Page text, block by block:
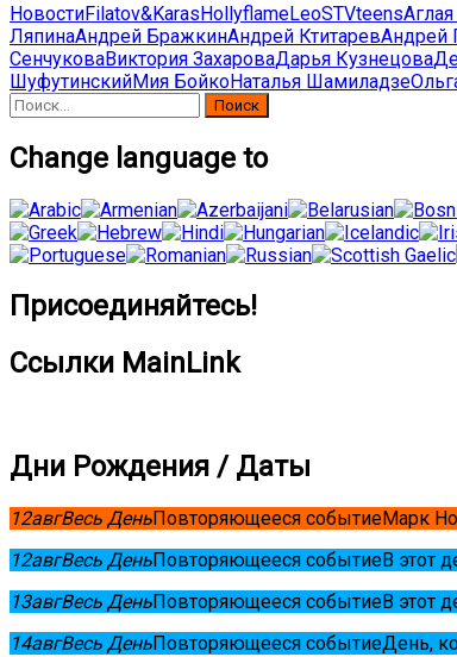
НовостиFilatov&KarasHollyflameLeoSTVteens
ЛяпинаАндрей БражкинАндрей КтитаревАндрей
СенчуковаВиктория ЗахароваДарья Кузнецова
ШуфутинскийМия БойкоНаталья Шамиладзе
Найти:
Change language to
Присоединяйтесь!
Ссылки MainLink
Дни Рождения / Даты
12авгВесь ДеньПовторяющееся событиеМарк
12авгВесь ДеньПовторяющееся событиеВ этот
13авгВесь ДеньПовторяющееся событиеВ этот
14авгВесь ДеньПовторяющееся событиеДень,